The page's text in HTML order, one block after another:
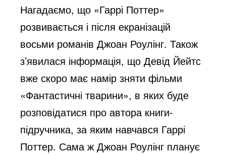
Нагадаємо, що «Гаррі Поттер»
розвивається і після екранізацій
восьми романів Джоан Роулінг. Також
з’явилася інформація, що Девід Йейтс
вже скоро має намір зняти фільми
«Фантастичні тварини», в яких буде
розповідатися про автора книги-
підручника, за яким навчався Гаррі
Поттер. Сама ж Джоан Роулінг планує